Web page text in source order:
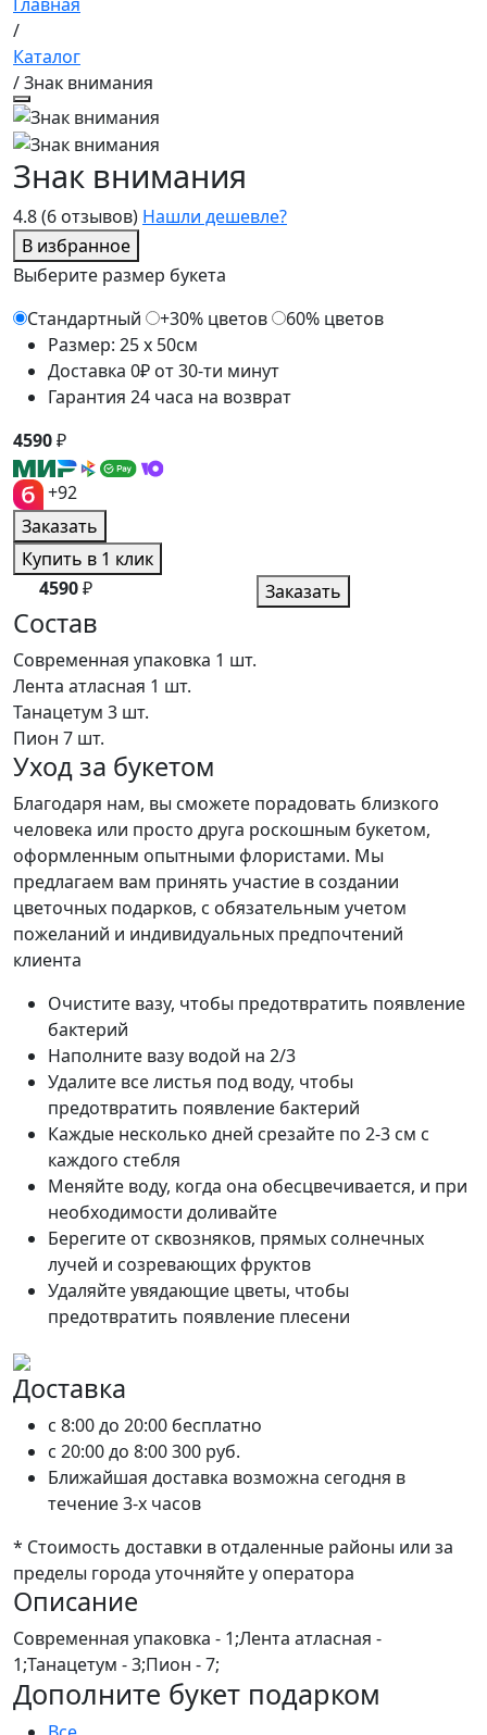
/
Каталог
/ Знак внимания
4.8(6 отзывов) Нашли дешевле?
В избранное
Знак внимания
Выберите размер букета
Стандартный
+30% цветов
60% цветов
Размер: 25 x 50см
Доставка 0₽ от 30-ти минут
Гарантия 24 часа на возврат
4590₽
+92
Заказать
Купить в 1 клик
4590₽ Заказать
Состав
Современная упаковка 1 шт.
Лента атласная 1 шт.
Танацетум 3 шт.
Пион 7 шт.
Уход за букетом
Благодаря нам, вы сможете порадовать близкого
человека или просто друга роскошным букетом,
оформленным опытными флористами. Мы
предлагаем вам принять участие в создании
цветочных подарков, с обязательным учетом
пожеланий и индивидуальных предпочтений
клиента
Очистите вазу, чтобы предотвратить появление
бактерий
Наполните вазу водой на 2/3
Удалите все листья под воду, чтобы
предотвратить появление бактерий
Каждые несколько дней срезайте по 2-3 см с
каждого стебля
Меняйте воду, когда она обесцвечивается, и при
необходимости доливайте
Берегите от сквозняков, прямых солнечных
лучей и созревающих фруктов
Удаляйте увядающие цветы, чтобы
предотвратить появление плесени
Доставка
c 8:00 до 20:00 бесплатно
c 20:00 до 8:00300 руб.
Ближайшая доставка возможна сегодня в
течение 3-х часов
* Стоимость доставки в отдаленные районы или за
пределы города уточняйте у оператора
Описание
Современная упаковка - 1;Лента атласная -
1;Танацетум - 3;Пион - 7;
Дополните букет подарком